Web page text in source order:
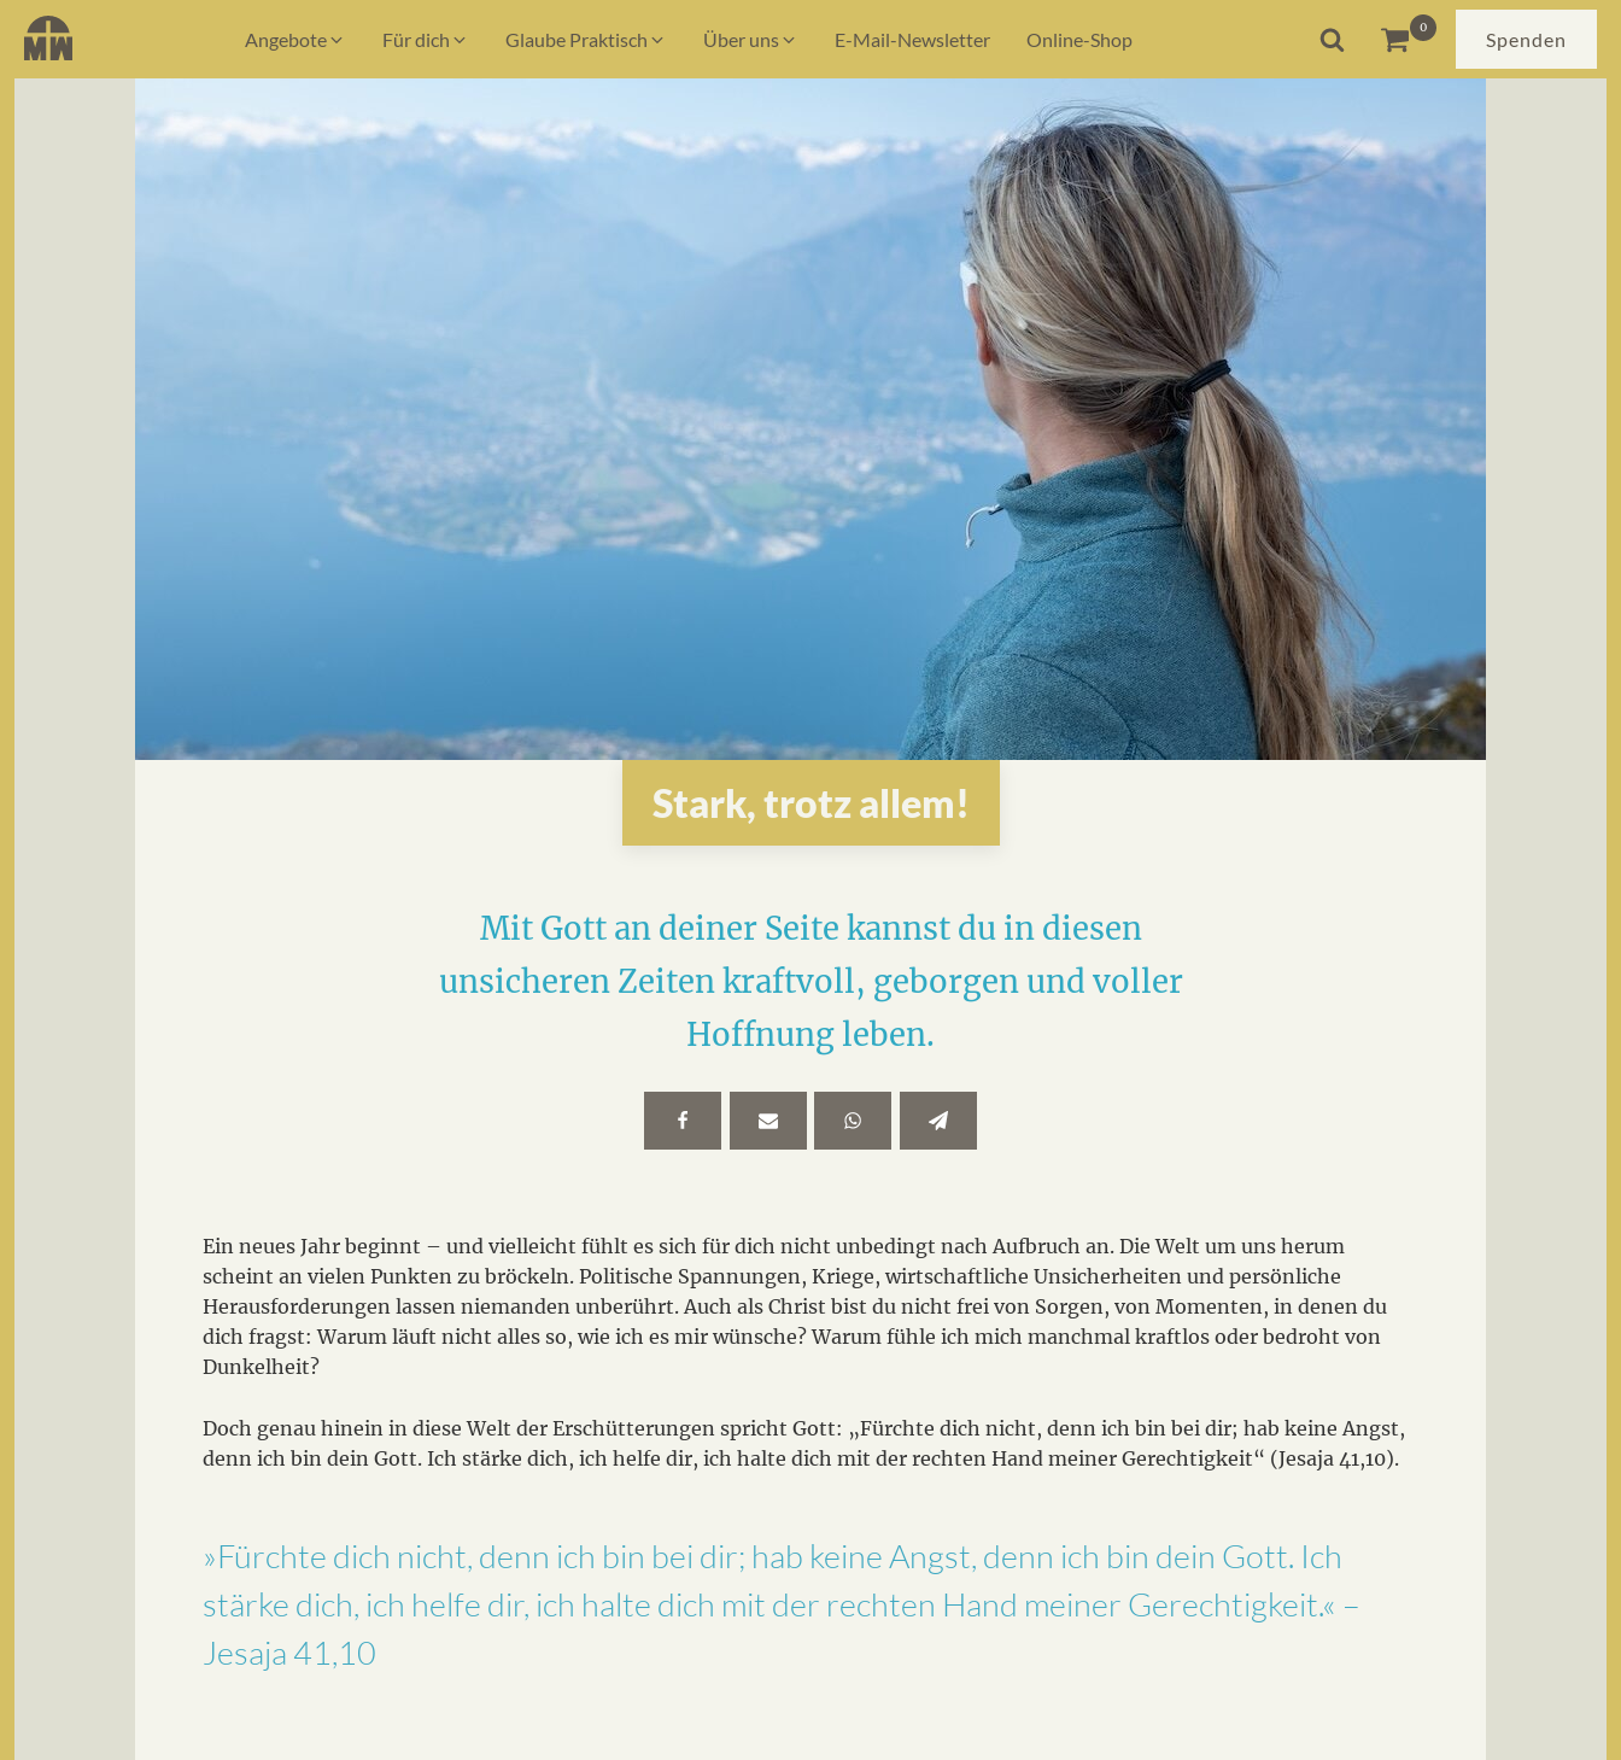
Angebote Für dich Glaube Praktisch Über uns E-Mail-Newsletter Online-Shop Spenden
Stark, trotz allem!
Mit Gott an deiner Seite kannst du in diesen
unsicheren Zeiten kraftvoll, geborgen und voller
Hoffnung leben.
Ein neues Jahr beginnt – und vielleicht fühlt es sich für dich nicht unbedingt nach Aufbruch an. Die Welt um uns herum
scheint an vielen Punkten zu bröckeln. Politische Spannungen, Kriege, wirtschaftliche Unsicherheiten und persönliche
Herausforderungen lassen niemanden unberührt. Auch als Christ bist du nicht frei von Sorgen, von Momenten, in denen du
dich fragst: Warum läuft nicht alles so, wie ich es mir wünsche? Warum fühle ich mich manchmal kraftlos oder bedroht von
Dunkelheit?
Doch genau hinein in diese Welt der Erschütterungen spricht Gott: „Fürchte dich nicht, denn ich bin bei dir; hab keine Angst,
denn ich bin dein Gott. Ich stärke dich, ich helfe dir, ich halte dich mit der rechten Hand meiner Gerechtigkeit“ (Jesaja 41,10).
»Fürchte dich nicht, denn ich bin bei dir; hab keine Angst, denn ich bin dein Gott. Ich
stärke dich, ich helfe dir, ich halte dich mit der rechten Hand meiner Gerechtigkeit.« –
Jesaja 41,10